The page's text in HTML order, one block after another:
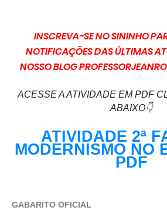
INSCREVA-SE NO SININHO
NOTIFICAÇÕES DAS ÚLTIMAS
NOSSO BLOG
ACESSE A ATIVIDADE EM PDF
ABAIXO👇
ATIVIDADE 2ª
MODERNISMO NO
PDF
GABARITO OFICIAL